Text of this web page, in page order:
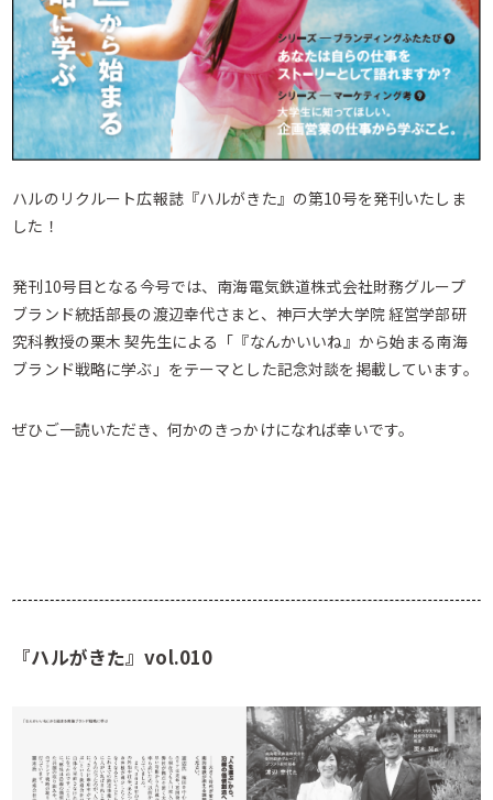
ハルのリクルート広報誌『ハルがきた』の第10号を発刊いたしま
した！
発刊10号目となる今号では、南海電気鉄道株式会社財務グループ
ブランド統括部長の渡辺幸代さまと、神戸大学大学院 経営学部研
究科教授の栗木 契先生による「『なんかいいね』から始まる南海
ブランド戦略に学ぶ」をテーマとした記念対談を掲載しています。
ぜひご一読いただき、何かのきっかけになれば幸いです。
『ハルがきた』vol.010